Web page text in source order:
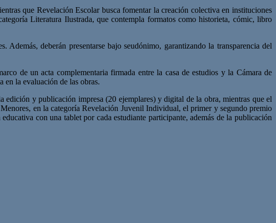
que Revelación Escolar busca fomentar la creación colectiva en instituciones
Literatura Ilustrada, que contempla formatos como historieta, cómic, libro
deberán presentarse bajo seudónimo, garantizando la transparencia del
de un acta complementaria firmada entre la casa de estudios y la Cámara de
en la evaluación de las obras.
y publicación impresa (20 ejemplares) y digital de la obra, mientras que el
en la categoría Revelación Juvenil Individual, el primer y segundo premio
con una tablet por cada estudiante participante, además de la publicación